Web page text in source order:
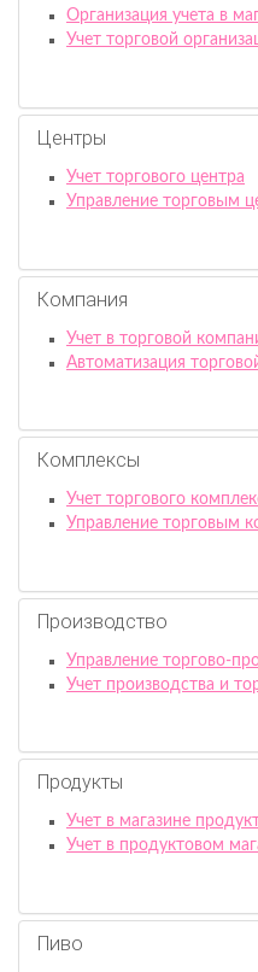
Организация учета в
Учет торговой
Центры
Учет торгового центра
Управление торговым
Компания
Учет в торговой
Автоматизация
Комплексы
Учет торгового
Управление торговым
Производство
Управление торгово-
Учет производства и
Продукты
Учет в магазине
Учет в продуктовом
Пиво